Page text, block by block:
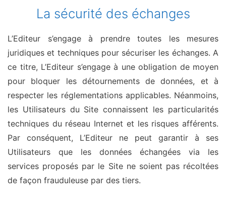
La sécurité des échanges
L’Editeur s’engage à prendre toutes les mesures
juridiques et techniques pour sécuriser les échanges. A
ce titre, L’Editeur s’engage à une obligation de moyen
pour bloquer les détournements de données, et à
respecter les réglementations applicables. Néanmoins,
les Utilisateurs du Site connaissent les particularités
techniques du réseau Internet et les risques afférents.
Par conséquent, L’Editeur ne peut garantir à ses
Utilisateurs que les données échangées via les
services proposés par le Site ne soient pas récoltées
de façon frauduleuse par des tiers.